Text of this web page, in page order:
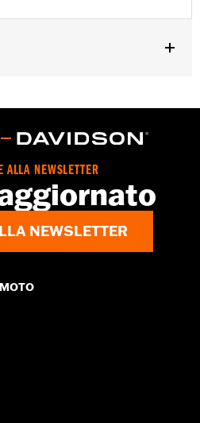
Wolverine Worldwide –
GAMBALE: 13,3 cm /
ALLA NEWSLETTER
NEWSLETTER